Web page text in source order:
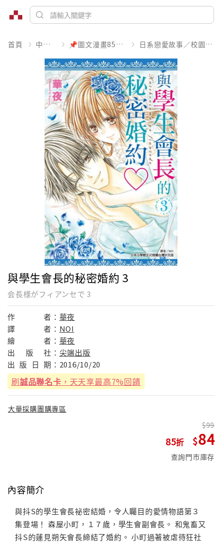
首頁 中文書 📌圖文漫畫85折起 日系戀愛故事／校園青春
與學生會長的秘密婚約 3
会長様がフィアンセで 3
作 者： 華夜
譯
者： NOI
繪
者： 華夜
出
版 社： 尖端出版
出 版 日 期： 2016/10/20
刷誠品聯名卡 ，天天享最高7%回饋
大量採購團購專區
85
99
84
查詢門市庫存
內容簡介
與抖S的學生會長祕密結婚，令人矚目的愛情物語第３
集登場！ 森屋小町，１７歲，學生會副會長。 和鬼畜又
抖S的蓮見朔矢會長締結了婚約。 小町過著被虐待狂社